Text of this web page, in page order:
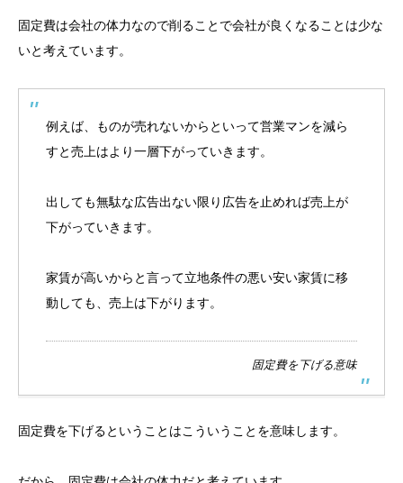
固定費は会社の体力なので削ることで会社が良くなることは少な
いと考えています。
例えば、ものが売れないからといって営業マンを減ら
すと売上はより一層下がっていきます。
出しても無駄な広告出ない限り広告を止めれば売上が
下がっていきます。
家賃が高いからと言って立地条件の悪い安い家賃に移
動しても、売上は下がります。
固定費を下げる意味
固定費を下げるということはこういうことを意味します。